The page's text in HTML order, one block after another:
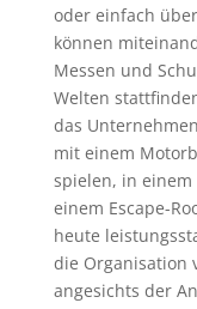
oder einfach
können
Messen und
Welten
das
mit einem
spielen, in
einem Escape-
heute
die Organisation
angesichts der